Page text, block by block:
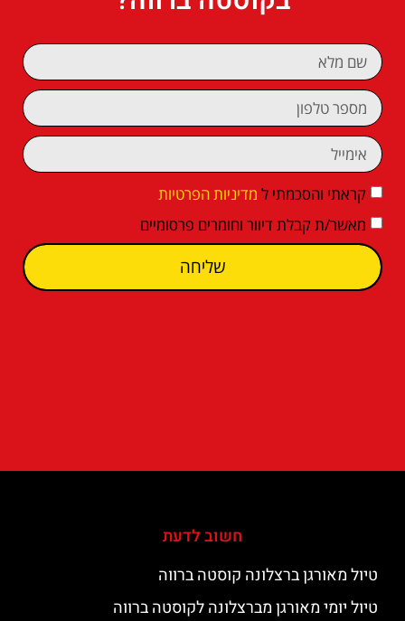
קראתי והסכמתי ל מדיניות הפרטיות
מאשר/ת קבלת דיוור וחומרים פרסומיים
שליחה
חשוב לדעת
טיול מאורגן ברצלונה קוסטה ברווה
טיול יומי מאורגן מברצלונה לקוסטה ברווה